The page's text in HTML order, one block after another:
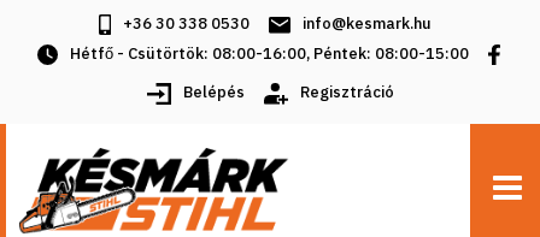
+36 30 338 0530
info@kesmark.hu
Hétfő - Csütörtök: 08:00-16:00, Péntek: 08:00-15:00
Belépés
Regisztráció